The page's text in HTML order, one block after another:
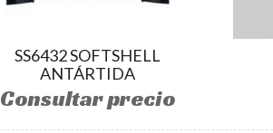
SS6432 SOFTSHELL
ANTÁRTIDA
Consultar precio